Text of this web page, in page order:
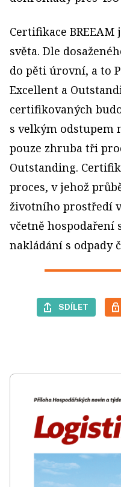
Certifikace
světa. Dle
do pěti úrovní, a to
Excellent a
certifikovaných
s velkým odstupem
pouze zhruba tři
Outstanding.
proces, v jehož
životního prostředí
včetně hospodaření
nakládání s odpady
SDÍLET